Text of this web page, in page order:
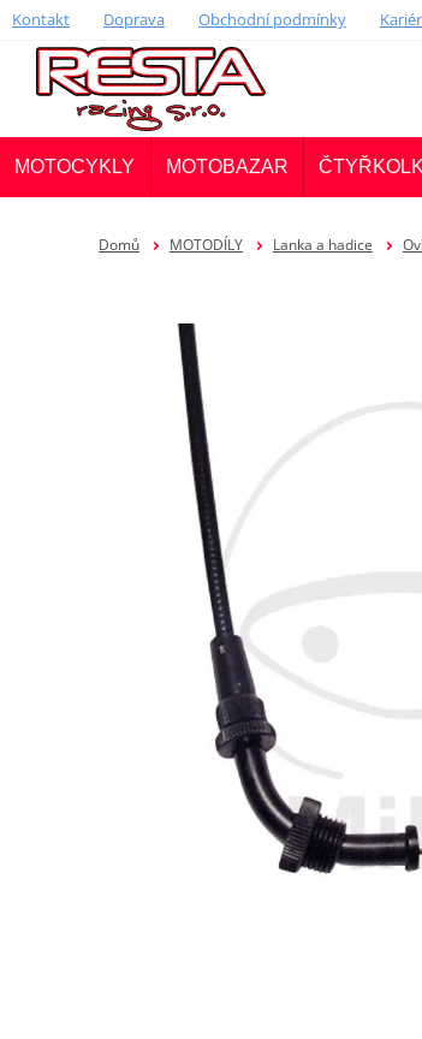
Kontakt Doprava Obchodní podmínky
MOTOCYKLY MOTOBAZAR
Domů MOTODÍLY Lanka a hadice